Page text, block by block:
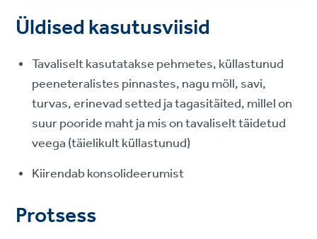
Üldised kasutusviisid
Tavaliselt kasutatakse pehmetes, küllastunud
peeneteralistes pinnastes, nagu möll, savi,
turvas, erinevad setted ja tagasitäited, millel on
suur pooride maht ja mis on tavaliselt täidetud
veega (täielikult küllastunud)
Kiirendab konsolideerumist
Protsess